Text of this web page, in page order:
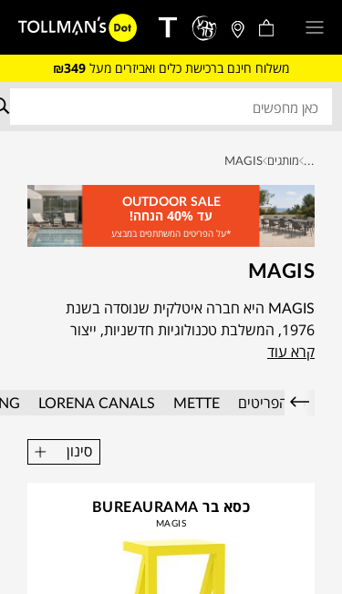
משלוח חינם ברכישת כלים ואביזרים מעל ₪349
... מותגים MAGIS
OUTDOOR SALE
עד 40% הנחה!
*על הפריטים המשתתפים במבצע
MAGIS
MAGIS היא חברה איטלקית שנוסדה בשנת
1976, המשלבת טכנולוגיות חדשניות, ייצור
איטלקי מקומי, ועיצוב בסטנדרט בלתי מתפשר.
מעצבים עכשוויים בולטים
קרא עוד
כל הפריטים METTE
LORENA CANALS
סינון
כסא בר BUREAURAMA
MAGIS